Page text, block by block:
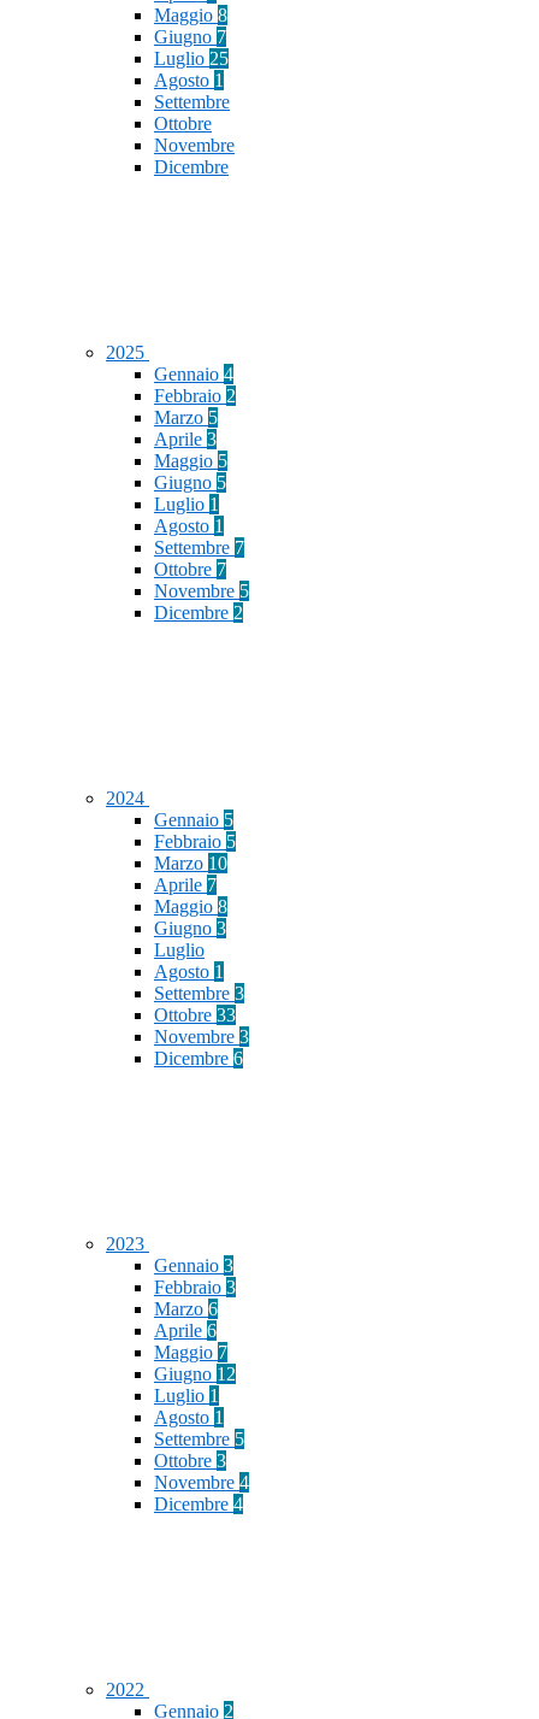
Maggio 8
Giugno 7
Luglio 25
Agosto 1
Settembre
Ottobre
Novembre
Dicembre
2025
Gennaio 4
Febbraio 2
Marzo 5
Aprile 3
Maggio 5
Giugno 5
Luglio 1
Agosto 1
Settembre 7
Ottobre 7
Novembre 5
Dicembre 2
2024
Gennaio 5
Febbraio 5
Marzo 10
Aprile 7
Maggio 8
Giugno 3
Luglio
Agosto 1
Settembre 3
Ottobre 33
Novembre 3
Dicembre 6
2023
Gennaio 3
Febbraio 3
Marzo 6
Aprile 6
Maggio 7
Giugno 12
Luglio 1
Agosto 1
Settembre 5
Ottobre 3
Novembre 4
Dicembre 4
2022
Gennaio 2